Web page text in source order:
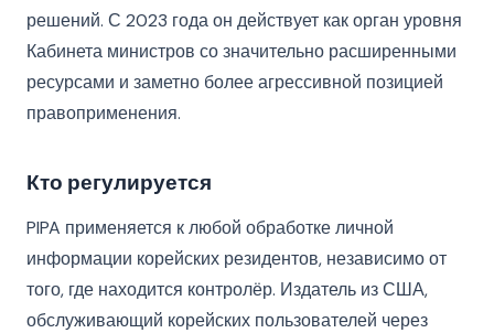
решений. С 2023 года он действует как орган уровня
Кабинета министров со значительно расширенными
ресурсами и заметно более агрессивной позицией
правоприменения.
Кто регулируется
PIPA применяется к любой обработке личной
информации корейских резидентов, независимо от
того, где находится контролёр. Издатель из США,
обслуживающий корейских пользователей через